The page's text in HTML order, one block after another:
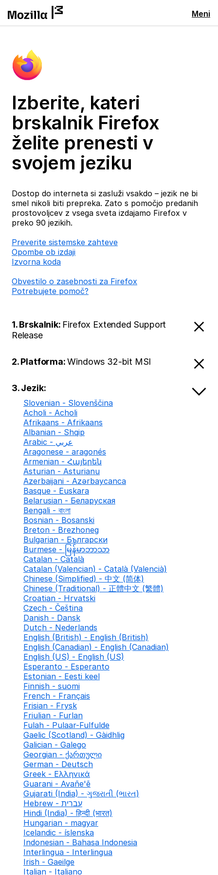
Meni
Izberite, kateri
brskalnik Firefox
želite prenesti v
svojem jeziku
Dostop do interneta si zasluži vsakdo – jezik ne bi
smel nikoli biti prepreka. Zato s pomočjo predanih
prostovoljcev z vsega sveta izdajamo Firefox v
preko 90 jezikih.
Preverite sistemske zahteve
Opombe ob izdaji
Izvorna koda
Obvestilo o zasebnosti za Firefox
Potrebujete pomoč?
1. Brskalnik: Firefox Extended Support
Release
2. Platforma:Windows 32-bit MSI
3. Jezik:
Slovenian - Slovenščina
Acholi - Acholi
Afrikaans - Afrikaans
Albanian - Shqip
Arabic - عربي
Aragonese - aragonés
Armenian - Հայերեն
Asturian - Asturianu
Azerbaijani - Azərbaycanca
Basque - Euskara
Belarusian - Беларуская
Bengali - বাংলা
Bosnian - Bosanski
Breton - Brezhoneg
Bulgarian - Български
Burmese - မြန်မာဘာသာ
Catalan - Català
Catalan (Valencian) - Català (Valencià)
Chinese (Simplified) - 中文 (简体)
Chinese (Traditional) - 正體中文 (繁體)
Croatian - Hrvatski
Czech - Čeština
Danish - Dansk
Dutch - Nederlands
English (British) - English (British)
English (Canadian) - English (Canadian)
English (US) - English (US)
Esperanto - Esperanto
Estonian - Eesti keel
Finnish - suomi
French - Français
Frisian - Frysk
Friulian - Furlan
Fulah - Pulaar-Fulfulde
Gaelic (Scotland) - Gàidhlig
Galician - Galego
Georgian - ქართული
German - Deutsch
Greek - Ελληνικά
Guarani - Avañe'ẽ
Gujarati (India) - ગુજરાતી (ભારત)
Hebrew - עברית
Hindi (India) - हिन्दी (भारत)
Hungarian - magyar
Icelandic - íslenska
Indonesian - Bahasa Indonesia
Interlingua - Interlingua
Irish - Gaeilge
Italian - Italiano